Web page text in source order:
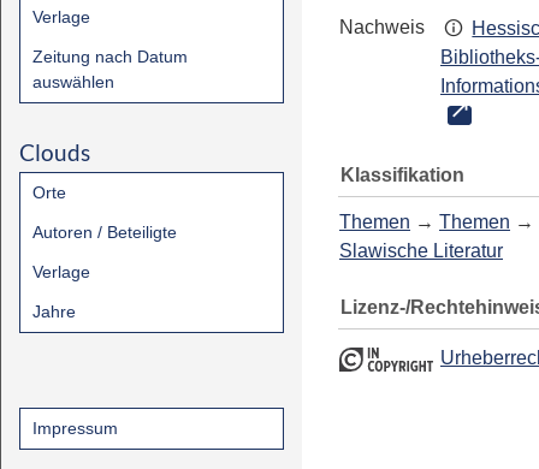
Verlage
Zeitung nach Datum
auswählen
Clouds
Orte
Autoren / Beteiligte
Verlage
Jahre
Impressum
Nachweis
Klassifikation
Themen → Themen →
Slawische Literatur
Lizenz-/